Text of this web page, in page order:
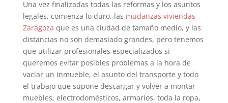
Una vez finalizadas todas las reformas y los asuntos
legales, comienza lo duro, las mudanzas viviendas
Zaragoza que es una ciudad de tamaño medio, y las
distancias no son demasiado grandes, pero tenemos
que utilizar profesionales especializados si
queremos evitar posibles problemas a la hora de
vaciar un inmueble, el asunto del transporte y todo
el trabajo que supone descargar y volver a montar
muebles, electrodomésticos, armarios, toda la ropa,